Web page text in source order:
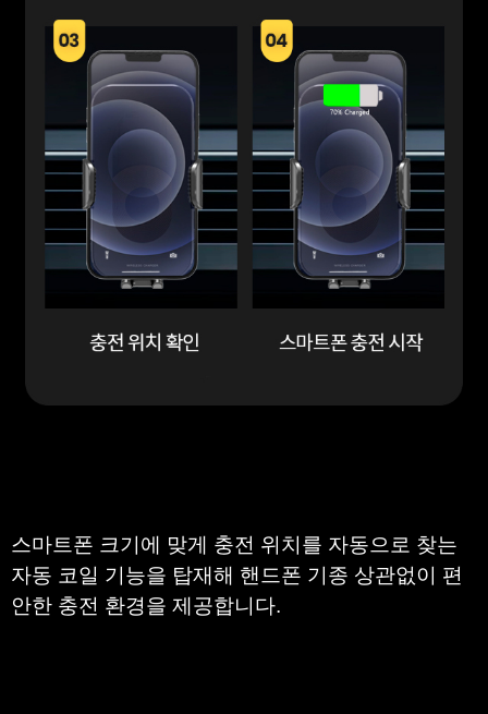
스마트폰 크기에 맞게 충전 위치를 자동으로 찾는
자동 코일 기능을 탑재해 핸드폰 기종 상관없이 편
안한 충전 환경을 제공합니다.